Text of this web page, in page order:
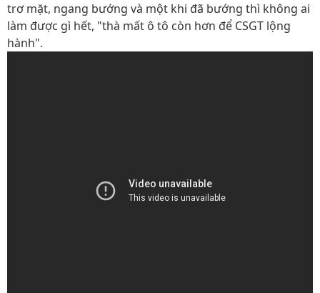
trơ mặt, ngang bướng và một khi đã bướng thì không ai
làm được gì hết, "thà mất ô tô còn hơn để CSGT lộng
hành".